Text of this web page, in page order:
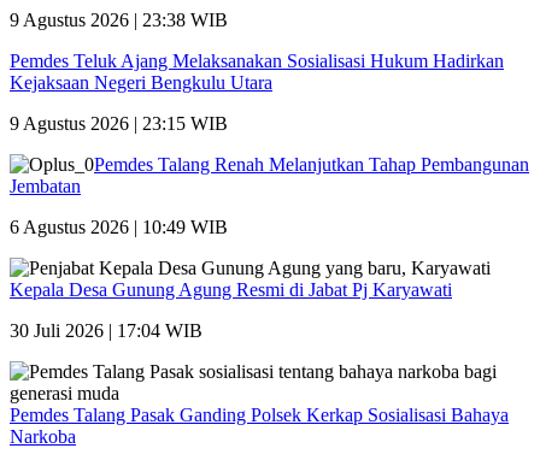
9 Agustus 2026 | 23:38 WIB
Pemdes Teluk Ajang Melaksanakan Sosialisasi Hukum Hadirkan
Kejaksaan Negeri Bengkulu Utara
9 Agustus 2026 | 23:15 WIB
Pemdes Talang Renah Melanjutkan Tahap Pembangunan
Jembatan
6 Agustus 2026 | 10:49 WIB
Kepala Desa Gunung Agung Resmi di Jabat Pj Karyawati
30 Juli 2026 | 17:04 WIB
Pemdes Talang Pasak Ganding Polsek Kerkap Sosialisasi Bahaya
Narkoba